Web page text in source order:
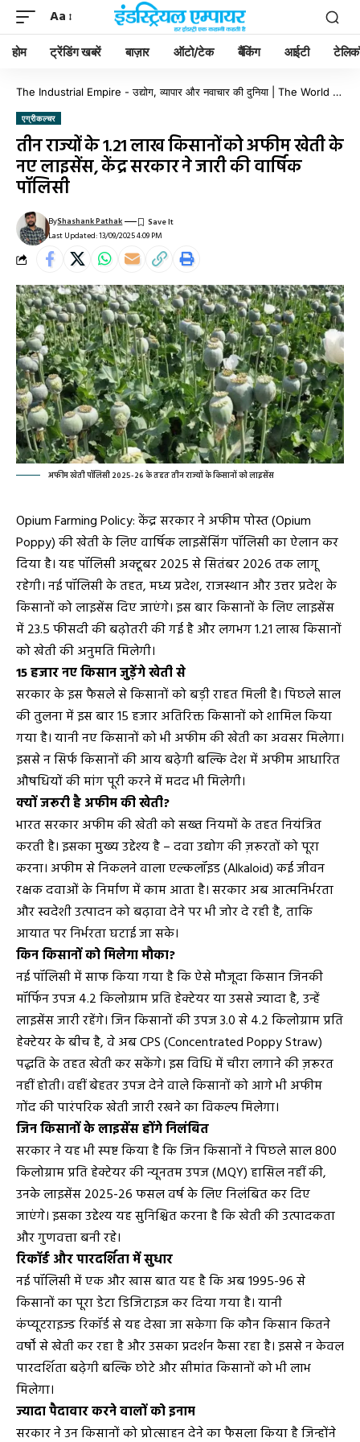
Aa
होम ट्रेंडिंग खबरें बाज़ार ऑटो/टेक बैंकिंग आईटी
The Industrial Empire - उद्योग, व्यापार और नवाचार की दुनिया | The World of Industry, Business & Innovation
एग्रीकल्चर
तीन राज्यों के 1.21 लाख किसानों को अफीम खेती के
नए लाइसेंस, केंद्र सरकार ने जारी की वार्षिक
पॉलिसी
Last Updated: 13/09/2025 4:09 PM
ByShashank Pathak
अफीम खेती पॉलिसी 2025-26 के तहत तीन राज्यों के किसानों को लाइसेंस
Opium Farming Policy: केंद्र सरकार ने अफीम पोस्त (Opium
Poppy) की खेती के लिए वार्षिक लाइसेंसिंग पॉलिसी का ऐलान कर
दिया है। यह पॉलिसी अक्टूबर 2025 से सितंबर 2026 तक लागू
रहेगी। नई पॉलिसी के तहत, मध्य प्रदेश, राजस्थान और उत्तर प्रदेश के
किसानों को लाइसेंस दिए जाएंगे। इस बार किसानों के लिए लाइसेंस
में 23.5 फीसदी की बढ़ोतरी की गई है और लगभग 1.21 लाख किसानों
को खेती की अनुमति मिलेगी।
15 हजार नए किसान जुड़ेंगे खेती से
सरकार के इस फैसले से किसानों को बड़ी राहत मिली है। पिछले साल
की तुलना में इस बार 15 हजार अतिरिक्त किसानों को शामिल किया
गया है। यानी नए किसानों को भी अफीम की खेती का अवसर मिलेगा।
इससे न सिर्फ किसानों की आय बढ़ेगी बल्कि देश में अफीम आधारित
औषधियों की मांग पूरी करने में मदद भी मिलेगी।
क्यों जरूरी है अफीम की खेती?
भारत सरकार अफीम की खेती को सख्त नियमों के तहत नियंत्रित
करती है। इसका मुख्य उद्देश्य है – दवा उद्योग की ज़रूरतों को पूरा
करना। अफीम से निकलने वाला एल्कलॉइड (Alkaloid) कई जीवन
रक्षक दवाओं के निर्माण में काम आता है। सरकार अब आत्मनिर्भरता
और स्वदेशी उत्पादन को बढ़ावा देने पर भी जोर दे रही है, ताकि
आयात पर निर्भरता घटाई जा सके।
किन किसानों को मिलेगा मौका?
नई पॉलिसी में साफ किया गया है कि ऐसे मौजूदा किसान जिनकी
मॉर्फिन उपज 4.2 किलोग्राम प्रति हेक्टेयर या उससे ज्यादा है, उन्हें
लाइसेंस जारी रहेंगे। जिन किसानों की उपज 3.0 से 4.2 किलोग्राम प्रति
हेक्टेयर के बीच है, वे अब CPS (Concentrated Poppy Straw)
पद्धति के तहत खेती कर सकेंगे। इस विधि में चीरा लगाने की ज़रूरत
नहीं होती। वहीं बेहतर उपज देने वाले किसानों को आगे भी अफीम
गोंद की पारंपरिक खेती जारी रखने का विकल्प मिलेगा।
जिन किसानों के लाइसेंस होंगे निलंबित
सरकार ने यह भी स्पष्ट किया है कि जिन किसानों ने पिछले साल 800
किलोग्राम प्रति हेक्टेयर की न्यूनतम उपज (MQY) हासिल नहीं की,
उनके लाइसेंस 2025-26 फसल वर्ष के लिए निलंबित कर दिए
जाएंगे। इसका उद्देश्य यह सुनिश्चित करना है कि खेती की उत्पादकता
और गुणवत्ता बनी रहे।
रिकॉर्ड और पारदर्शिता में सुधार
नई पॉलिसी में एक और खास बात यह है कि अब 1995-96 से
किसानों का पूरा डेटा डिजिटाइज कर दिया गया है। यानी
कंप्यूटराइज्ड रिकॉर्ड से यह देखा जा सकेगा कि कौन किसान कितने
वर्षों से खेती कर रहा है और उसका प्रदर्शन कैसा रहा है। इससे न केवल
पारदर्शिता बढ़ेगी बल्कि छोटे और सीमांत किसानों को भी लाभ
मिलेगा।
ज्यादा पैदावार करने वालों को इनाम
सरकार ने उन किसानों को प्रोत्साहन देने का फैसला किया है जिन्होंने